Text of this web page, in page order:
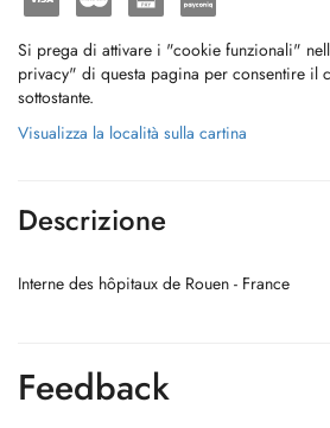
Si prega di attivare i "cookie funzionali"
privacy" di questa pagina per consentire il
sottostante.
Visualizza la località sulla cartina
Descrizione
Interne des hôpitaux de Rouen - France
Feedback